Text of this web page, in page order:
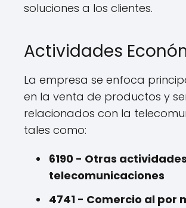
soluciones a los clientes.
Actividades
La empresa se enfoca
en la venta de productos y
relacionados con la
tales como:
6190 - Otras
telecomunicaciones
4741 - Comercio al por